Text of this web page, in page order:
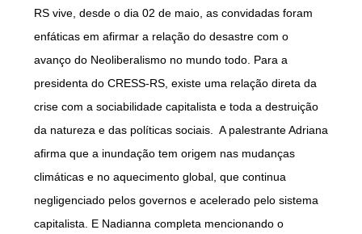
RS vive, desde o dia 02 de maio, as convidadas foram
enfáticas em afirmar a relação do desastre com o
avanço do Neoliberalismo no mundo todo. Para a
presidenta do CRESS-RS, existe uma relação direta da
crise com a sociabilidade capitalista e toda a destruição
da natureza e das políticas sociais. A palestrante Adriana
afirma que a inundação tem origem nas mudanças
climáticas e no aquecimento global, que continua
negligenciado pelos governos e acelerado pelo sistema
capitalista. E Nadianna completa mencionando o